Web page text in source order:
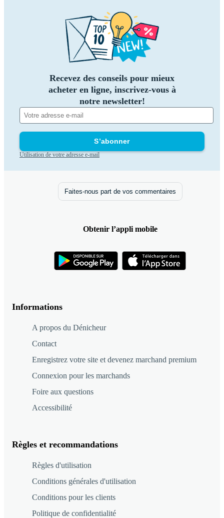
Recevez des conseils pour mieux
acheter en ligne, inscrivez-vous à
notre newsletter!
S’abonner
Utilisation de votre adresse e-mail
Informations
A propos du Dénicheur
Contact
Enregistrez votre site et devenez marchand premium
Connexion pour les marchands
Foire aux questions
Accessibilité
Règles et recommandations
Règles d'utilisation
Conditions générales d'utilisation
Conditions pour les clients
Politique de confidentialité
Faites-nous part de vos commentaires
Obtenir l’appli mobile